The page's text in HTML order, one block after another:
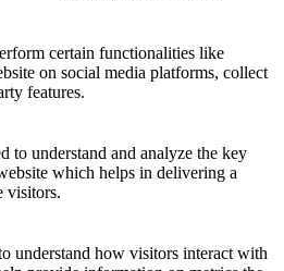
certain functionalities like
on social media platforms, collect
features.
to understand and analyze the key
which helps in delivering a
visitors.
understand how visitors interact with